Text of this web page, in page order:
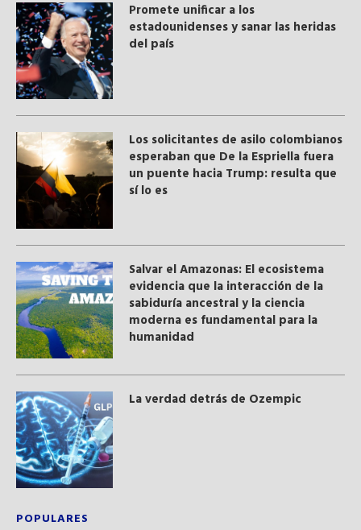
Promete unificar a los
estadounidenses y sanar las heridas
del país
Los solicitantes de asilo colombianos
esperaban que De la Espriella fuera
un puente hacia Trump: resulta que
sí lo es
Salvar el Amazonas: El ecosistema
evidencia que la interacción de la
sabiduría ancestral y ​la ciencia
moderna​ es fundamental para la
humanidad
La verdad detrás de Ozempic
POPULARES